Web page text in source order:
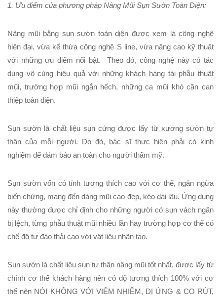
1. Ưu điểm của phương pháp Nâng Mũi Sụn Sườn Toàn Diện:
Nâng mũi bằng sụn sườn toàn dịện được xem là công nghệ
hiện đại, vừa kế thừa công nghệ S line, vừa nâng cao kỹ thuật
với những ưu điểm nổi bật. Theo đó, công nghệ này có tác
dụng vô cùng hiệu quả với những khách hàng tái phẫu thuật
mũi, trường hợp mũi ngắn hếch, những ca mũi khó cần can
thiệp toàn diện.
Sụn sườn là chất liệu sụn cứng được lấy từ xương sườn tự
thân của mỗi người. Do đó, bác sĩ thực hiện phải có kinh
nghiệm để đảm bảo an toàn cho người thẩm mỹ.
Sụn sườnvốn có tính tương thích cao với cơ thể, ngăn ngừa
biến chứng, mang đến dáng mũi cao đẹp, kéo dài lâu. Ứng dụng
này thường được chỉ định cho những người có sụn vách ngăn
bị lệch, từng phẫu thuật mũi nhiều lần hay trường hợp cơ thể có
chế độ tự đào thải cao với vật liệu nhân tạo.
Sụn sườn là chất liệu sụn tự thân nâng mũi tốt nhất, được lấy từ
chính cơ thể khách hàng nên có độ tương thích 100% với cơ
thể nên NÓI KHÔNG VỚI VIÊM NHIỄM, DỊ ỨNG & CO RÚT,